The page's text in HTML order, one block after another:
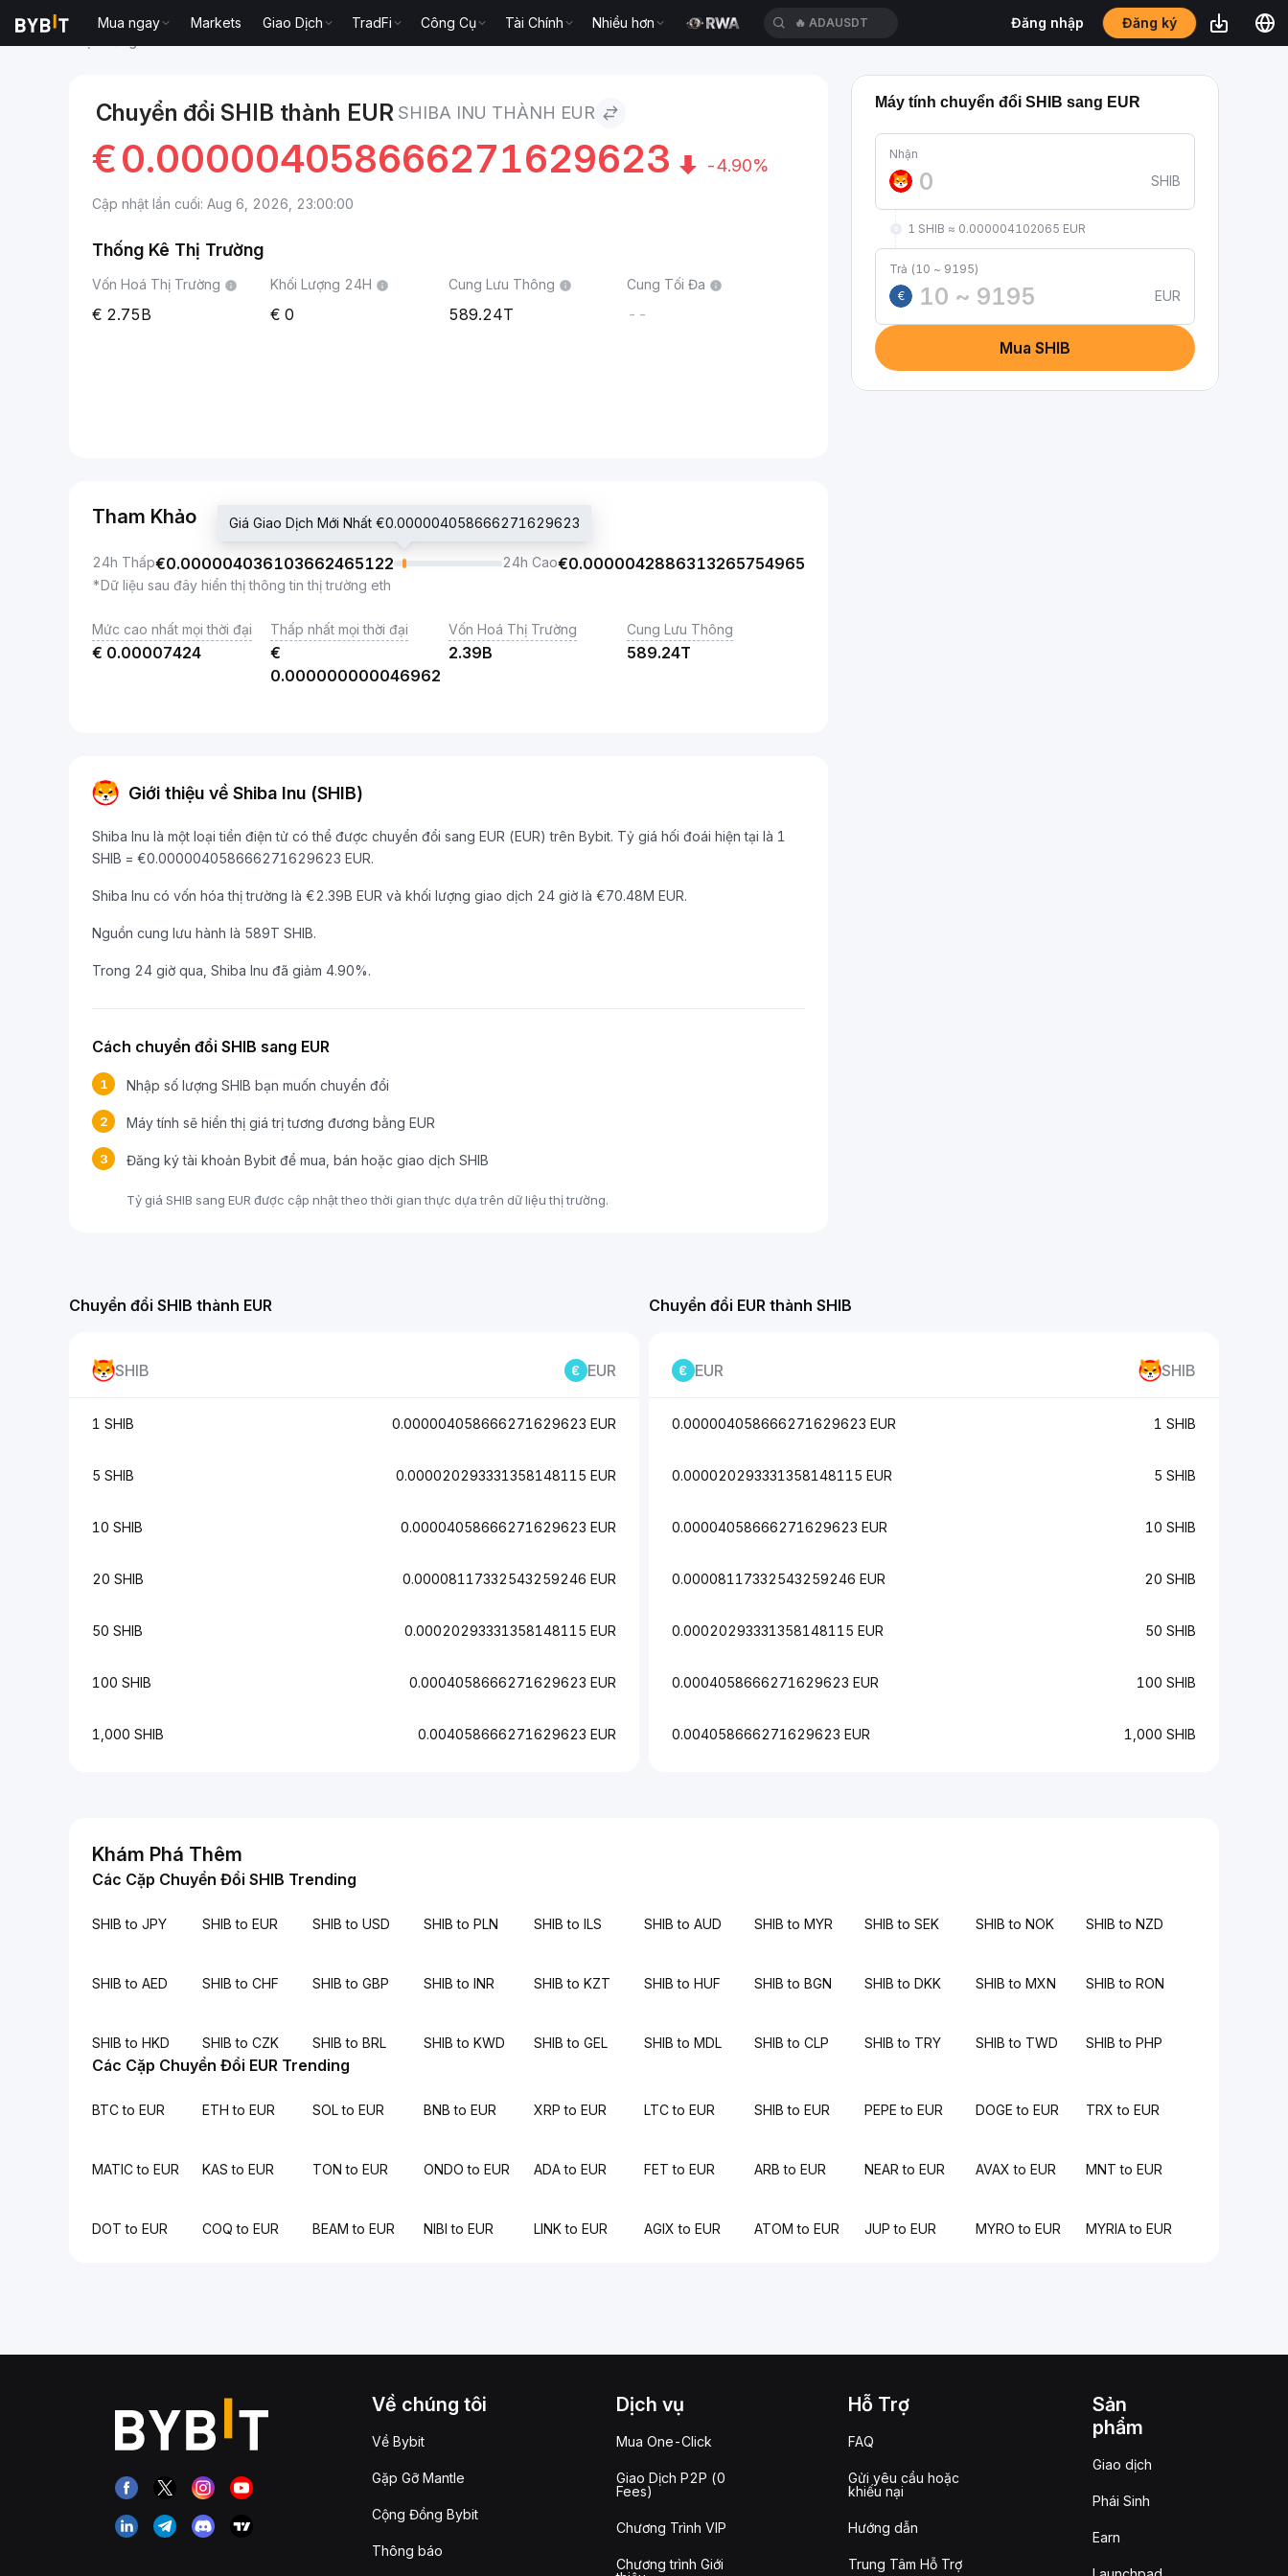
Mua ngay Markets Giao Dịch TradFi Công Cụ Tài Chính Nhiều hơn 🔥 ADAUSDT Đăng nhập Đăng ký
Chuyển đổi SHIB thành EUR SHIBA INU THÀNH EUR
€0.000004058666271629623 -4.90%
Cập nhật lần cuối: Aug 6, 2026, 23:00:00
Thống Kê Thị Trường
Vốn Hoá Thị Trường
2.75B
Khối Lượng 24H
0
Cung Lưu Thông
589.24T
Cung Tối Đa
--
Tham Khảo
24h Thấp€0.000004036103662465122
Giá Giao Dịch Mới Nhất €0.000004058666271629623
24h Cao€0.0000042886313265754965
*Dữ liệu sau đây hiển thị thông tin thị trường eth
Mức cao nhất mọi thời đại
€ 0.00007424
Thấp nhất mọi thời đại
€
0.000000000046962
Vốn Hoá Thị Trường
2.39B
Cung Lưu Thông
589.24T
Giới thiệu về Shiba Inu (SHIB)
Shiba Inu là một loại tiền điện tử có thể được chuyển đổi sang EUR (EUR) trên Bybit. Tỷ giá hối đoái hiện tại là 1
SHIB = €0.000004058666271629623 EUR.
Shiba Inu có vốn hóa thị trường là €2.39B EUR và khối lượng giao dịch 24 giờ là €70.48M EUR.
Nguồn cung lưu hành là 589T SHIB.
Trong 24 giờ qua, Shiba Inu đã giảm 4.90%.
Cách chuyển đổi SHIB sang EUR
1 Nhập số lượng SHIB bạn muốn chuyển đổi
2 Máy tính sẽ hiển thị giá trị tương đương bằng EUR
3 Đăng ký tài khoản Bybit để mua, bán hoặc giao dịch SHIB
Tỷ giá SHIB sang EUR được cập nhật theo thời gian thực dựa trên dữ liệu thị trường.
Máy tính chuyển đổi SHIB sang EUR
Nhận
SHIB
1 SHIB ≈ 0.000004102065 EUR
Trả (10 ~ 9195)
€
EUR
Mua SHIB
Chuyển đổi SHIB thành EUR
SHIB EUR
1 SHIB 0.000004058666271629623 EUR
5 SHIB 0.000020293331358148115 EUR
10 SHIB 0.00004058666271629623 EUR
20 SHIB 0.00008117332543259246 EUR
50 SHIB 0.00020293331358148115 EUR
100 SHIB 0.0004058666271629623 EUR
1,000 SHIB 0.004058666271629623 EUR
Chuyển đổi EUR thành SHIB
EUR SHIB
0.000004058666271629623 EUR 1 SHIB
0.000020293331358148115 EUR 5 SHIB
0.00004058666271629623 EUR 10 SHIB
0.00008117332543259246 EUR 20 SHIB
0.00020293331358148115 EUR 50 SHIB
0.0004058666271629623 EUR 100 SHIB
0.004058666271629623 EUR 1,000 SHIB
Khám Phá Thêm
Các Cặp Chuyển Đổi SHIB Trending
SHIB to JPY SHIB to EUR SHIB to USD SHIB to PLN SHIB to ILS SHIB to AUD SHIB to MYR SHIB to SEK SHIB to NOK SHIB to NZD
SHIB to AED SHIB to CHF SHIB to GBP SHIB to INR SHIB to KZT SHIB to HUF SHIB to BGN SHIB to DKK SHIB to MXN SHIB to RON
SHIB to HKD SHIB to CZK SHIB to BRL SHIB to KWD SHIB to GEL SHIB to MDL SHIB to CLP SHIB to TRY SHIB to TWD SHIB to PHP
Các Cặp Chuyển Đổi EUR Trending
BTC to EUR ETH to EUR SOL to EUR BNB to EUR XRP to EUR LTC to EUR SHIB to EUR PEPE to EUR DOGE to EUR TRX to EUR
MATIC to EUR KAS to EUR TON to EUR ONDO to EUR ADA to EUR FET to EUR ARB to EUR NEAR to EUR AVAX to EUR MNT to EUR
DOT to EUR COQ to EUR BEAM to EUR NIBI to EUR LINK to EUR AGIX to EUR ATOM to EUR JUP to EUR MYRO to EUR MYRIA to EUR
Về chúng tôi
Về Bybit
Gặp Gỡ Mantle
Cộng Đồng Bybit
Thông báo
Dịch vụ
Mua One-Click
Giao Dịch P2P (0
Fees)
Chương Trình VIP
Chương trình Giới
Hỗ Trợ
FAQ
Gửi yêu cầu hoặc
khiếu nại
Hướng dẫn
Trung Tâm Hỗ Trợ
Sản
phẩm
Giao dịch
Phái Sinh
Earn